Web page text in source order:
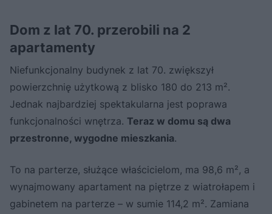
Dom z lat 70. przerobili na 2
apartamenty
Niefunkcjonalny budynek z lat 70. zwiększył
powierzchnię użytkową z blisko 180 do 213 m².
Jednak najbardziej spektakularna jest poprawa
funkcjonalności wnętrza. Teraz w domu są dwa
przestronne, wygodne mieszkania.
To na parterze, służące właścicielom, ma 98,6 m², a
wynajmowany apartament na piętrze z wiatrołapem i
gabinetem na parterze – w sumie 114,2 m². Zamiana